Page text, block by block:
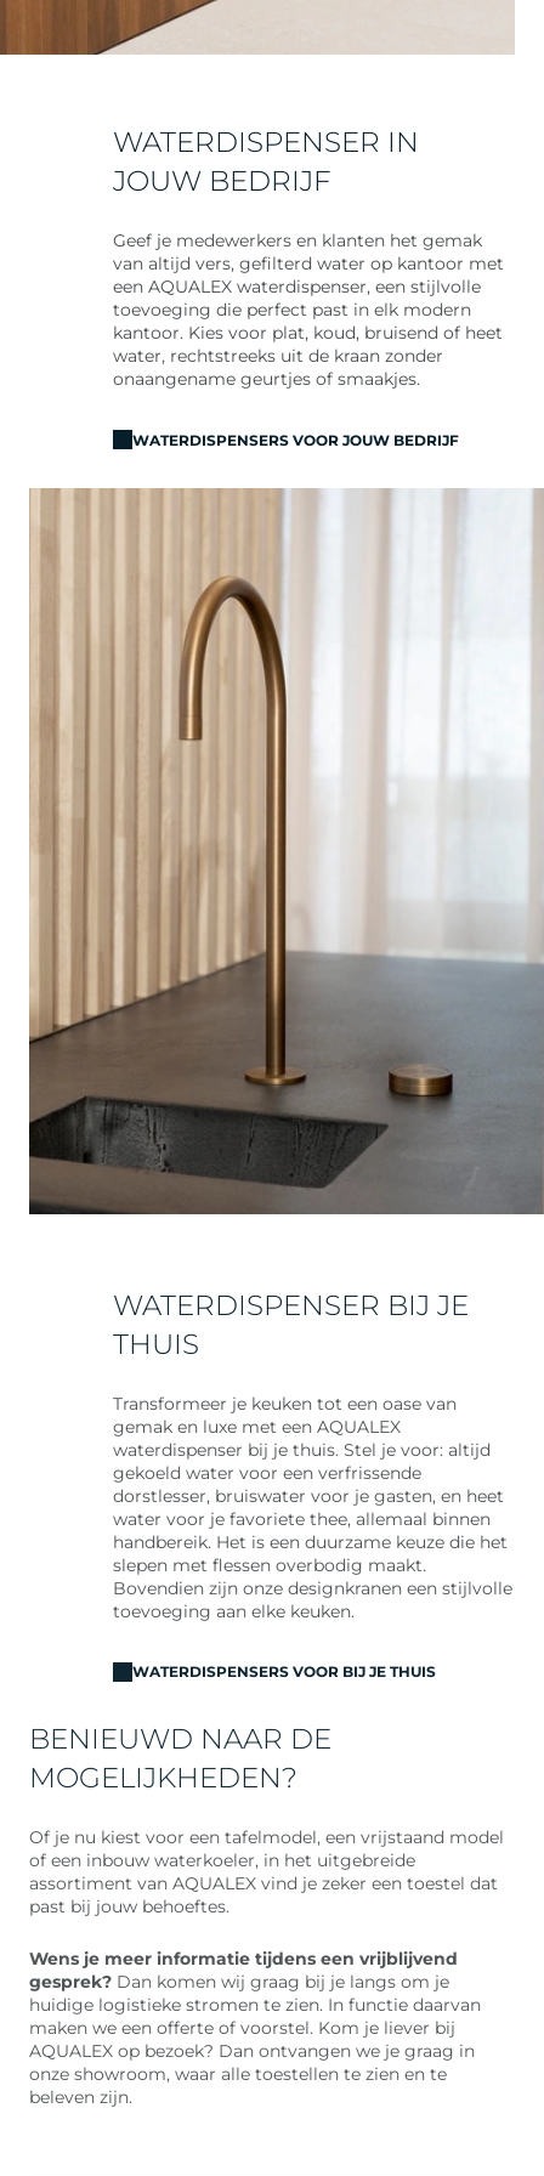
WATERDISPENSER IN
JOUW BEDRIJF
Geef je medewerkers en klanten het gemak
van altijd vers, gefilterd water op kantoor met
een AQUALEX waterdispenser, een stijlvolle
toevoeging die perfect past in elk modern
kantoor. Kies voor plat, koud, bruisend of heet
water, rechtstreeks uit de kraan zonder
onaangename geurtjes of smaakjes.
WATERDISPENSERS VOOR JOUW BEDRIJF
WATERDISPENSER BIJ JE
THUIS
Transformeer je keuken tot een oase van
gemak en luxe met een AQUALEX
waterdispenser bij je thuis. Stel je voor: altijd
gekoeld water voor een verfrissende
dorstlesser, bruiswater voor je gasten, en heet
water voor je favoriete thee, allemaal binnen
handbereik. Het is een duurzame keuze die het
slepen met flessen overbodig maakt.
Bovendien zijn onze designkranen een stijlvolle
toevoeging aan elke keuken.
WATERDISPENSERS VOOR BIJ JE THUIS
BENIEUWD NAAR DE
MOGELIJKHEDEN?
Of je nu kiest voor een tafelmodel, een vrijstaand model
of een inbouw waterkoeler, in het uitgebreide
assortiment van AQUALEX vind je zeker een toestel dat
past bij jouw behoeftes.
Wens je meer informatie tijdens een vrijblijvend
gesprek? Dan komen wij graag bij je langs om je
huidige logistieke stromen te zien. In functie daarvan
maken we een offerte of voorstel. Kom je liever bij
AQUALEX op bezoek? Dan ontvangen we je graag in
onze showroom, waar alle toestellen te zien en te
beleven zijn.